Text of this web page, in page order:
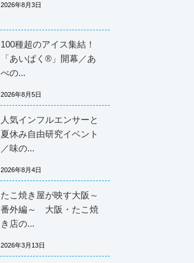
2026年8月3日
100種超のアイス集結！
「あいぱく®」開幕／あ
べの...
2026年8月5日
人気インフルエンサーと
夏休み自由研究イベント
／味の...
2026年8月4日
たこ焼き屋が映す大阪～
番外編～ 大阪・たこ焼
き店の...
2026年3月13日